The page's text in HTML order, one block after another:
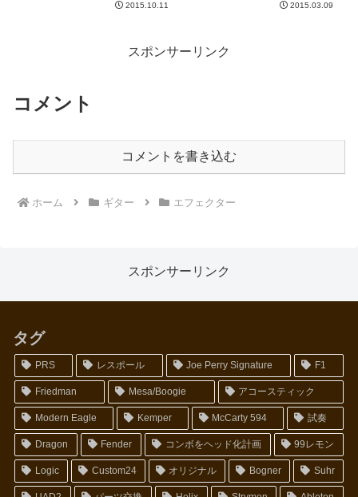
Wonderが気になっており、ゆう
2015.10.11
した＾＾今回のセットリストです
絞...
2015.03.09
スポンサーリンク
コメント
コメントを書き込む
ホーム ギター エフェクター
スポンサーリンク
タグ
PRS レスポール Joe Perry Signature F1
Friedman Mesa/Boogie アコースティック
Modern Eagle Kemper McCarty 594 試奏
Dragon Fender コンボをヘッド化計画 99レモン
Logic Custom24 オリジナル Bogner Suhr